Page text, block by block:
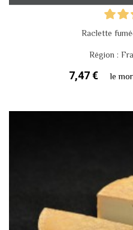
Raclette
Région :
7,47 € le